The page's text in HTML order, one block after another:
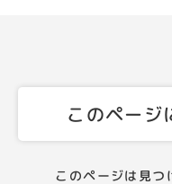
このページ
このページは見つ